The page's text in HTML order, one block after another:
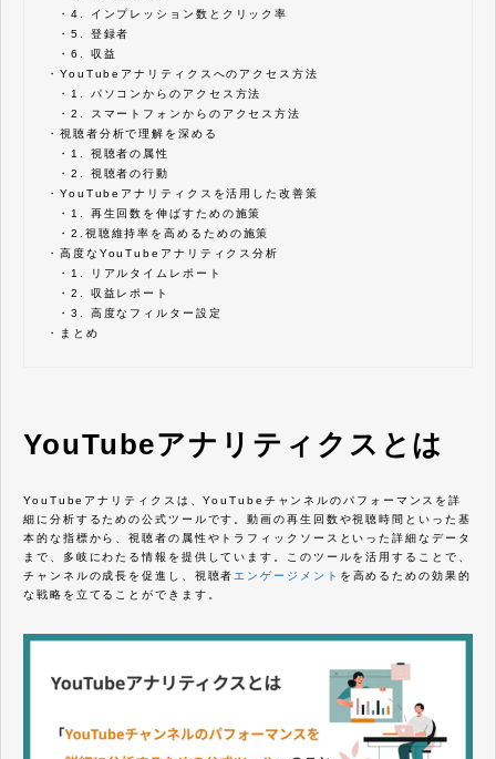
・ 4. インプレッション数とクリック率
・ 5. 登録者
・ 6. 収益
・ YouTubeアナリティクスへのアクセス方法
・ 1. パソコンからのアクセス方法
・ 2. スマートフォンからのアクセス方法
・ 視聴者分析で理解を深める
・ 1. 視聴者の属性
・ 2. 視聴者の行動
・ YouTubeアナリティクスを活用した改善策
・ 1. 再生回数を伸ばすための施策
・ 2.視聴維持率を高めるための施策
・ 高度なYouTubeアナリティクス分析
・ 1. リアルタイムレポート
・ 2. 収益レポート
・ 3. 高度なフィルター設定
・
まとめ
YouTubeアナリティクスとは
YouTubeアナリティクスは、YouTubeチャンネルのパフォーマンスを詳
細に分析するための公式ツールです。動画の再生回数や視聴時間といった基
本的な指標から、視聴者の属性やトラフィックソースといった詳細なデータ
まで、多岐にわたる情報を提供しています。このツールを活用することで、
チャンネルの成長を促進し、視聴者エンゲージメント を高めるための効果的
な戦略を立てることができます。